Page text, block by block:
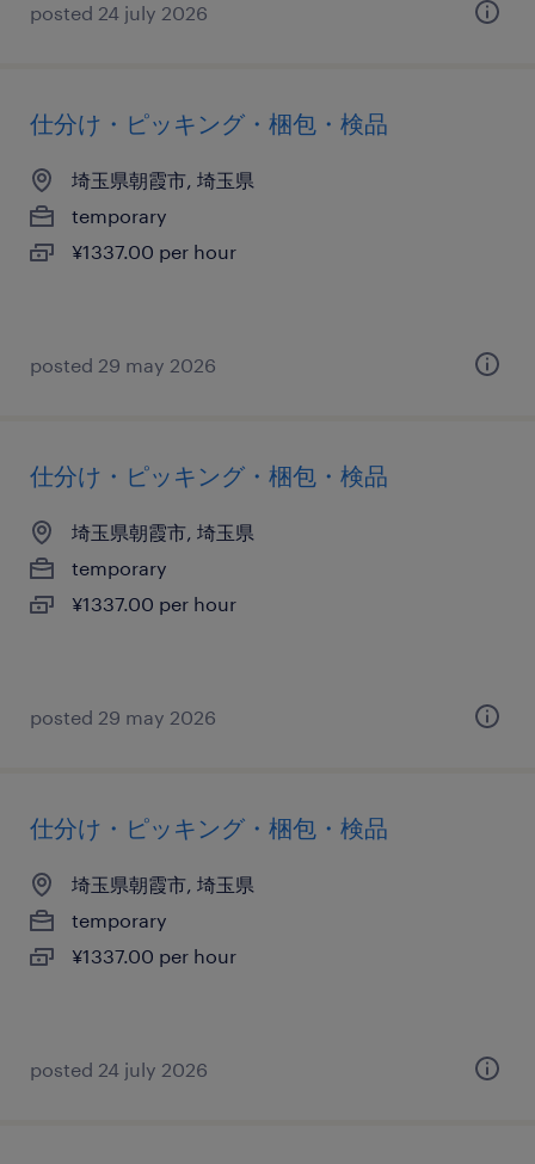
posted 24 july 2026
仕分け・ピッキング・梱包・検品
埼玉県朝霞市, 埼玉県
temporary
¥1337.00 per hour
posted 29 may 2026
仕分け・ピッキング・梱包・検品
埼玉県朝霞市, 埼玉県
temporary
¥1337.00 per hour
posted 29 may 2026
仕分け・ピッキング・梱包・検品
埼玉県朝霞市, 埼玉県
temporary
¥1337.00 per hour
posted 24 july 2026